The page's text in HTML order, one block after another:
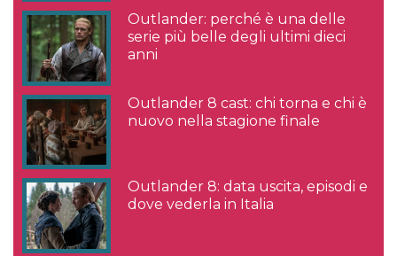
Outlander: perché è una delle
serie più belle degli ultimi dieci
anni
Outlander 8 cast: chi torna e chi è
nuovo nella stagione finale
Outlander 8: data uscita, episodi e
dove vederla in Italia